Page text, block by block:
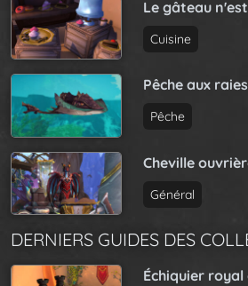
Le gâteau
Cuisine
Pêche aux raies
Pêche
Cheville
Général
DERNIERS GUIDES DES
Échiquier